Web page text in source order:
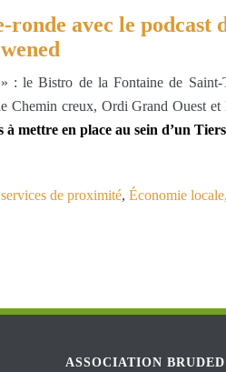
ronde avec le podcast
: le Bistro de la Fontaine de
Chemin creux, Ordi Grand Ouest et
à mettre en place au sein d’un
de proximité, Économie
ASSOCIATION BRUDED